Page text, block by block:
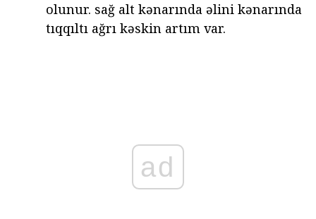
olunur. sağ alt kənarında əlini kənarında
tıqqıltı ağrı kəskin artım var.
ad